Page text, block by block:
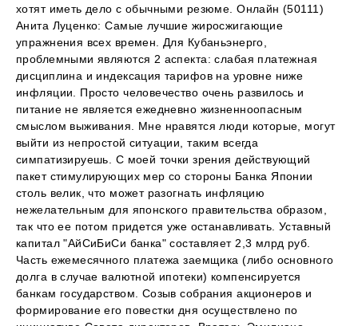
хотят иметь дело с обычными резюме. Онлайн (50111)
Анита Луценко: Самые лучшие жиросжигающие
упражнения всех времен. Для Кубаньэнерго,
проблемными являются 2 аспекта: слабая платежная
дисциплина и индексация тарифов на уровне ниже
инфляции. Просто человечество очень развилось и
питание не является ежедневно жизненноопасным
смыслом выживания. Мне нравятся люди которые, могут
выйти из непростой ситуации, таким всегда
симпатизируешь. С моей точки зрения действующий
пакет стимулирующих мер со стороны Банка Японии
столь велик, что может разогнать инфляцию
нежелательным для японского правительства образом,
так что ее потом придется уже останавливать. Уставный
капитал "АйСиБиСи банка" составляет 2,3 млрд руб.
Часть ежемесячного платежа заемщика (либо основного
долга в случае валютной ипотеки) компенсируется
банкам государством. Созыв собрания акционеров и
формирование его повестки дня осуществлено по